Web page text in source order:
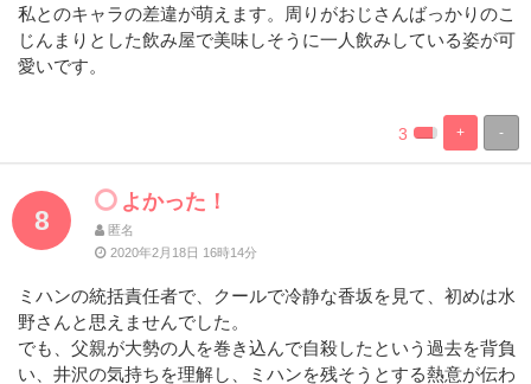
私とのキャラの差違が萌えます。周りがおじさんばっかりのこ
じんまりとした飲み屋で美味しそうに一人飲みしている姿が可
愛いです。
-
+
%
Complete
100%
Complete
3
8
よかった！
匿名
2020年2月18日 16時14分
ミハンの統括責任者で、クールで冷静な香坂を見て、初めは水
野さんと思えませんでした。
でも、父親が大勢の人を巻き込んで自殺したという過去を背負
い、井沢の気持ちを理解し、ミハンを残そうとする熱意が伝わ